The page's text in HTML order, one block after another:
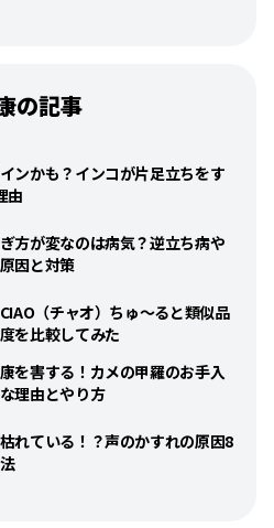
の記事
ンかも？インコが片足立ちをす
由
方が変なのは病気？逆立ち病や
因と対策
CIAO（チャオ）ちゅ〜ると類似品
を比較してみた
を害する！カメの甲羅のお手入
理由とやり方
れている！？声のかすれの原因8